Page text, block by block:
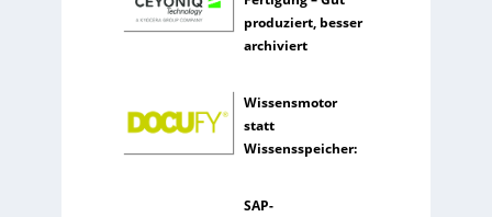
l
l
n
produziert, besser
archiviert
Wissensmotor
statt
Wissensspeicher:
SAP-